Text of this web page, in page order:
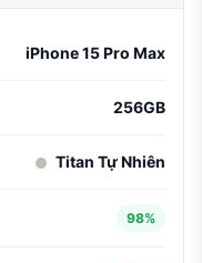
iPhone 15 Pro Max
256GB
Titan Tự Nhiên
98%